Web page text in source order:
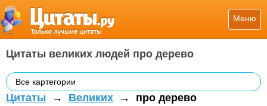
Меню
Цитаты великих людей про дерево
Все картегории
Цитаты → Великих → про дерево